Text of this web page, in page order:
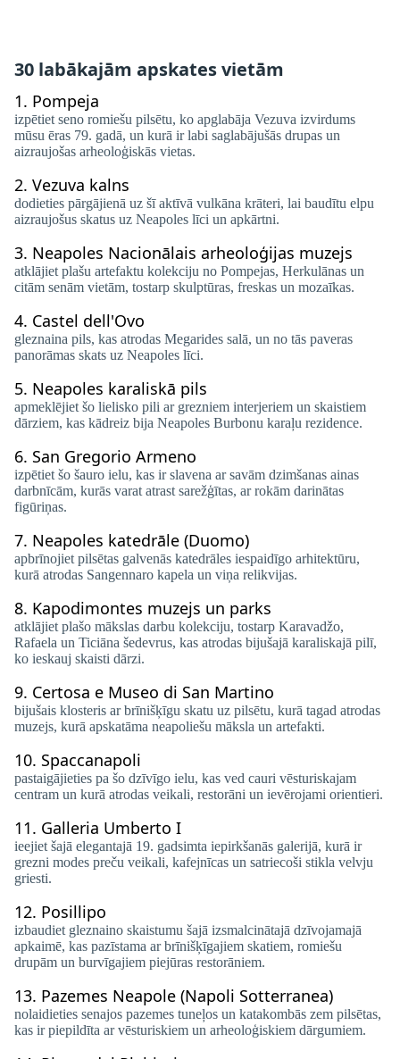
30 labākajām apskates vietām
1. Pompeja
izpētiet seno romiešu pilsētu, ko apglabāja Vezuva izvirdums
mūsu ēras 79. gadā, un kurā ir labi saglabājušās drupas un
aizraujošas arheoloģiskās vietas.
2. Vezuva kalns
dodieties pārgājienā uz šī aktīvā vulkāna krāteri, lai baudītu elpu
aizraujošus skatus uz Neapoles līci un apkārtni.
3. Neapoles Nacionālais arheoloģijas muzejs
atklājiet plašu artefaktu kolekciju no Pompejas, Herkulānas un
citām senām vietām, tostarp skulptūras, freskas un mozaīkas.
4. Castel dell'Ovo
gleznaina pils, kas atrodas Megarides salā, un no tās paveras
panorāmas skats uz Neapoles līci.
5. Neapoles karaliskā pils
apmeklējiet šo lielisko pili ar grezniem interjeriem un skaistiem
dārziem, kas kādreiz bija Neapoles Burbonu karaļu rezidence.
6. San Gregorio Armeno
izpētiet šo šauro ielu, kas ir slavena ar savām dzimšanas ainas
darbnīcām, kurās varat atrast sarežģītas, ar rokām darinātas
figūriņas.
7. Neapoles katedrāle (Duomo)
apbrīnojiet pilsētas galvenās katedrāles iespaidīgo arhitektūru,
kurā atrodas Sangennaro kapela un viņa relikvijas.
8. Kapodimontes muzejs un parks
atklājiet plašo mākslas darbu kolekciju, tostarp Karavadžo,
Rafaela un Ticiāna šedevrus, kas atrodas bijušajā karaliskajā pilī,
ko ieskauj skaisti dārzi.
9. Certosa e Museo di San Martino
bijušais klosteris ar brīnišķīgu skatu uz pilsētu, kurā tagad atrodas
muzejs, kurā apskatāma neapoliešu māksla un artefakti.
10. Spaccanapoli
pastaigājieties pa šo dzīvīgo ielu, kas ved cauri vēsturiskajam
centram un kurā atrodas veikali, restorāni un ievērojami orientieri.
11. Galleria Umberto I
ieejiet šajā elegantajā 19. gadsimta iepirkšanās galerijā, kurā ir
grezni modes preču veikali, kafejnīcas un satriecoši stikla velvju
griesti.
12. Posillipo
izbaudiet gleznaino skaistumu šajā izsmalcinātajā dzīvojamajā
apkaimē, kas pazīstama ar brīnišķīgajiem skatiem, romiešu
drupām un burvīgajiem piejūras restorāniem.
13. Pazemes Neapole (Napoli Sotterranea)
nolaidieties senajos pazemes tuneļos un katakombās zem pilsētas,
kas ir piepildīta ar vēsturiskiem un arheoloģiskiem dārgumiem.